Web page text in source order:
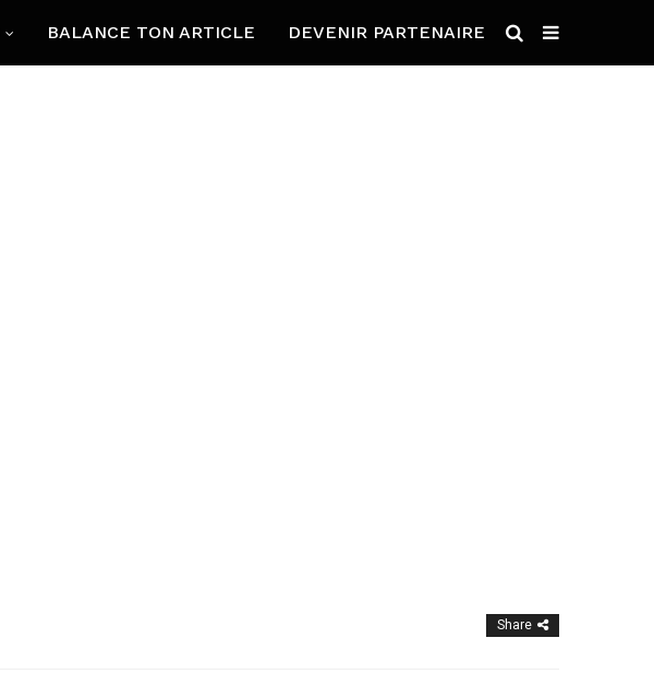
BALANCE TON ARTICLE DEVENIR PARTENAIRE
Share